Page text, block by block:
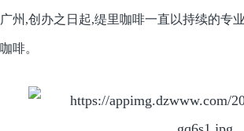
广州,创办之日起,缇里咖啡一直以持续的专
咖啡。